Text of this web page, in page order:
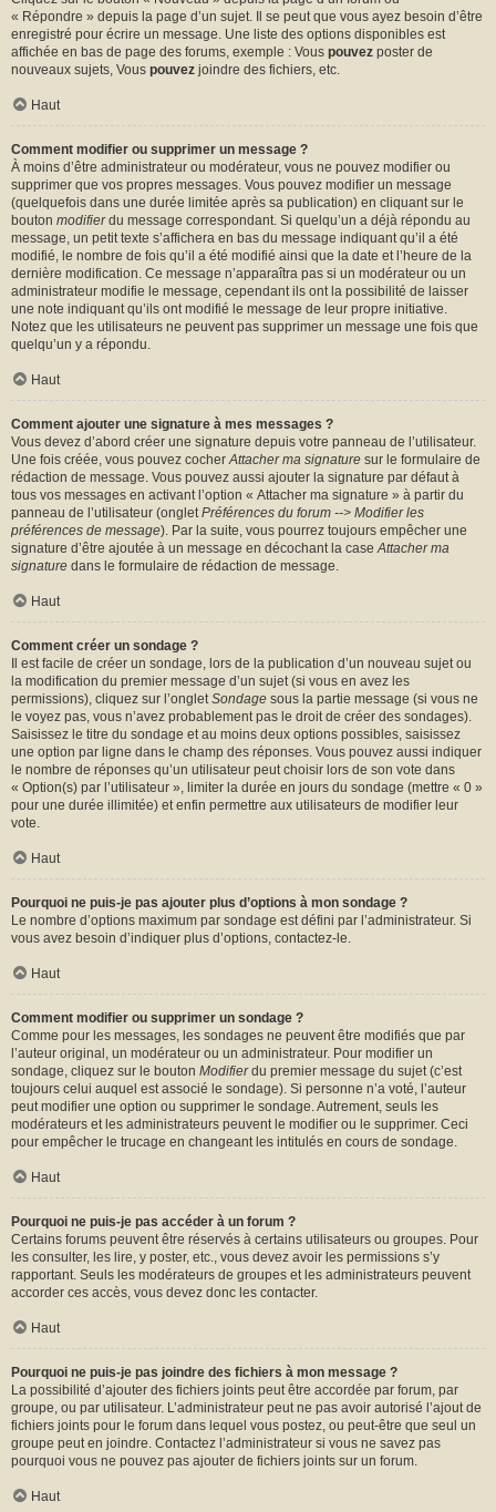
« Répondre » depuis la page d’un sujet. Il se peut que vous ayez besoin d’être
enregistré pour écrire un message. Une liste des options disponibles est
affichée en bas de page des forums, exemple : Vous pouvez poster de
nouveaux sujets, Vous pouvez joindre des fichiers, etc.
Haut
Comment modifier ou supprimer un message ?
À moins d’être administrateur ou modérateur, vous ne pouvez modifier ou
supprimer que vos propres messages. Vous pouvez modifier un message
(quelquefois dans une durée limitée après sa publication) en cliquant sur le
bouton modifierdu message correspondant. Si quelqu’un a déjà répondu au
message, un petit texte s’affichera en bas du message indiquant qu’il a été
modifié, le nombre de fois qu’il a été modifié ainsi que la date et l’heure de la
dernière modification. Ce message n’apparaîtra pas si un modérateur ou un
administrateur modifie le message, cependant ils ont la possibilité de laisser
une note indiquant qu’ils ont modifié le message de leur propre initiative.
Notez que les utilisateurs ne peuvent pas supprimer un message une fois que
quelqu’un y a répondu.
Haut
Comment ajouter une signature à mes messages ?
Vous devez d’abord créer une signature depuis votre panneau de l’utilisateur.
Une fois créée, vous pouvez cocherAttacher ma signature sur le formulaire de
rédaction de message. Vous pouvez aussi ajouter la signature par défaut à
tous vos messages en activant l’option « Attacher ma signature » à partir du
panneau de l’utilisateur (ongletPréférences du forum --> Modifier les
préférences de message). Par la suite, vous pourrez toujours empêcher une
signature d’être ajoutée à un message en décochant la caseAttacher ma
signature dans le formulaire de rédaction de message.
Haut
Comment créer un sondage ?
Il est facile de créer un sondage, lors de la publication d’un nouveau sujet ou
la modification du premier message d’un sujet (si vous en avez les
permissions), cliquez sur l’ongletSondage sous la partie message (si vous ne
le voyez pas, vous n’avez probablement pas le droit de créer des sondages).
Saisissez le titre du sondage et au moins deux options possibles, saisissez
une option par ligne dans le champ des réponses. Vous pouvez aussi indiquer
le nombre de réponses qu’un utilisateur peut choisir lors de son vote dans
« Option(s) par l’utilisateur », limiter la durée en jours du sondage (mettre « 0 »
pour une durée illimitée) et enfin permettre aux utilisateurs de modifier leur
vote.
Haut
Pourquoi ne puis-je pas ajouter plus d’options à mon sondage ?
Le nombre d’options maximum par sondage est défini par l’administrateur. Si
vous avez besoin d’indiquer plus d’options, contactez-le.
Haut
Comment modifier ou supprimer un sondage ?
Comme pour les messages, les sondages ne peuvent être modifiés que par
l’auteur original, un modérateur ou un administrateur. Pour modifier un
sondage, cliquez sur le bouton Modifierdu premier message du sujet (c’est
toujours celui auquel est associé le sondage). Si personne n’a voté, l’auteur
peut modifier une option ou supprimer le sondage. Autrement, seuls les
modérateurs et les administrateurs peuvent le modifier ou le supprimer. Ceci
pour empêcher le trucage en changeant les intitulés en cours de sondage.
Haut
Pourquoi ne puis-je pas accéder à un forum ?
Certains forums peuvent être réservés à certains utilisateurs ou groupes. Pour
les consulter, les lire, y poster, etc., vous devez avoir les permissions s’y
rapportant. Seuls les modérateurs de groupes et les administrateurs peuvent
accorder ces accès, vous devez donc les contacter.
Haut
Pourquoi ne puis-je pas joindre des fichiers à mon message ?
La possibilité d’ajouter des fichiers joints peut être accordée par forum, par
groupe, ou par utilisateur. L’administrateur peut ne pas avoir autorisé l’ajout de
fichiers joints pour le forum dans lequel vous postez, ou peut-être que seul un
groupe peut en joindre. Contactez l’administrateur si vous ne savez pas
pourquoi vous ne pouvez pas ajouter de fichiers joints sur un forum.
Haut